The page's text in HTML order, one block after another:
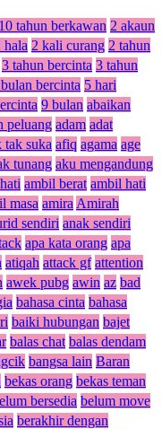
10 tahun berkawan 2 akaun
hala 2 kali curang 2 tahun
3 tahun bercinta 3 tahun
bercinta 5 hari
9 bulan abaikan
peluang adam adat
tak suka afiq agama age
tunang aku mengandung
ambil berat ambil hati
masa amira Amirah
sendiri anak sendiri
apa kata orang apa
atiqah attack gf attention
awek pubg awin az bad
bahasa cinta bahasa
baiki hubungan bajet
balas chat balas dendam
bangsa lain Baran
bekas orang bekas teman
bersedia belum move
berakhir dengan